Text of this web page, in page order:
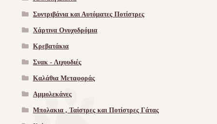
Συντριβάνια και Αυτόματες Ποτίστρες
Χάρτινα Ονυχοδρόμια
Κρεβατάκια
Σνακ - Λιχουδιές
Καλάθια Μεταφοράς
Αμμολεκάνες
Μπολακια , Ταίστρες και Ποτίστρες Γάτας